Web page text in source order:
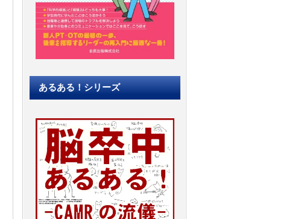
あるある！シリーズ